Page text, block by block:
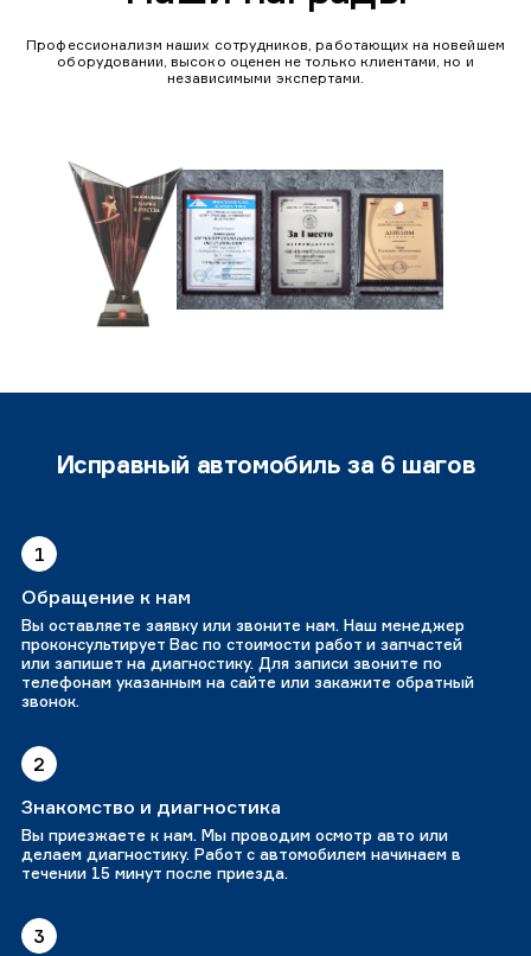
Профессионализм наших сотрудников, работающих на новейшем
оборудовании, высоко оценен не только клиентами, но и
независимыми экспертами.
Исправный автомобиль за 6 шагов
1
Обращение к нам
Вы оставляете заявку или звоните нам. Наш менеджер
проконсультирует Вас по стоимости работ и запчастей
или запишет на диагностику. Для записи звоните по
телефонам указанным на сайте или закажите обратный
звонок.
2
Знакомство и диагностика
Вы приезжаете к нам. Мы проводим осмотр авто или
делаем диагностику. Работ с автомобилем начинаем в
течении 15 минут после приезда.
3